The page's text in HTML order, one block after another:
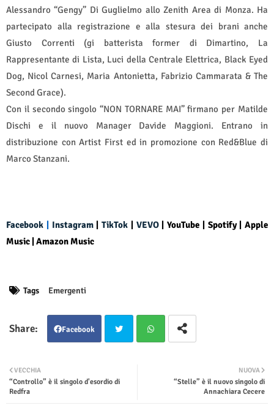
Alessandro “Gengy” Di Guglielmo allo Zenith Area di Monza. Ha
partecipato alla registrazione e alla stesura dei brani anche
Giusto Correnti (gi batterista former di Dimartino, La
Rappresentante di Lista, Luci della Centrale Elettrica, Black Eyed
Dog, Nicol Carnesi, Maria Antonietta, Fabrizio Cammarata & The
Second Grace).
Con il secondo singolo “NON TORNARE MAI” firmano per Matilde
Dischi e il nuovo Manager Davide Maggioni. Entrano in
distribuzione con Artist First ed in promozione con Red&Blue di
Marco Stanzani.
Facebook Instagram| TikTok VEVO YouTube Spotify| Apple
Music Amazon Music
Tags Emergenti
Facebook
ter
NUOVA
“Stelle” è il nuovo singolo di
Annachiara Cecere
VECCHIA
“Controllo” è il singolo d'esordio di
Redfra